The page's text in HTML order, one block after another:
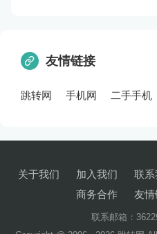
友情链接
跳转网 手机网 二手手机
关于我们 加入我们 联系
商务合作
友
联系邮箱：